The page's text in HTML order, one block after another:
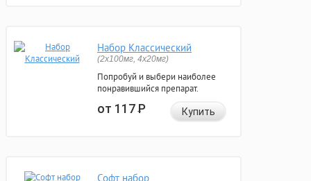
Набор Классический
(2x100мг, 4x20мг)
Попробуй и выбери наиболее
понравившийся препарат.
от 117Р Купить
Софт набор